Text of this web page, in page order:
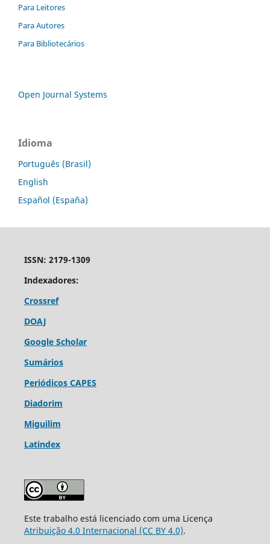
Para Leitores
Para Autores
Para Bibliotecários
Open Journal Systems
Idioma
Português (Brasil)
English
Español (España)
ISSN: 2179-1309
Indexadores:
Crossref
DOAJ
Google Scholar
Sumários
Periódicos CAPES
Diadorim
Miguilim
Latindex
Este trabalho está licenciado com uma Licença
Atribuição 4.0 Internacional (CC BY 4.0).